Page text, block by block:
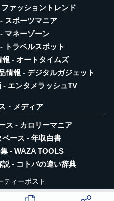
ァッショントレンド
スポーツマニア
マネーゾーン
トラベルスポット
報 - オートタイムズ
情報 - デジタルガジェット
- エンタメラッシュTV
・メディア
ス - カロリーマニア
ース - 年収白書
- WAZA TOOLS
- コトバの違い辞典
ティーポスト